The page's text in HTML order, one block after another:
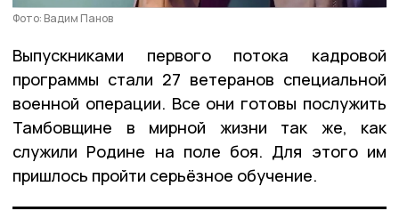
Фото: Вадим Панов
Выпускниками первого потока кадровой
программы стали 27 ветеранов специальной
военной операции. Все они готовы послужить
Тамбовщине в мирной жизни так же, как
служили Родине на поле боя. Для этого им
пришлось пройти серьёзное обучение.